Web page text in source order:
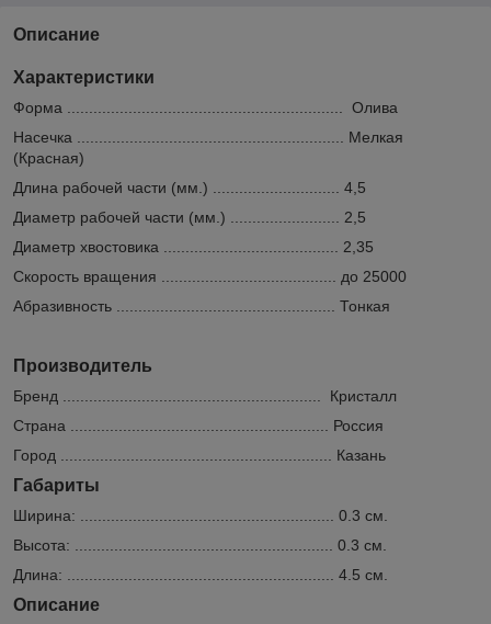
Описание
Характеристики
Форма ............................................................... Олива
Насечка ............................................................. Мелкая
(Красная)
Длина рабочей части (мм.) ............................. 4,5
Диаметр рабочей части (мм.) ......................... 2,5
Диаметр хвостовика ........................................ 2,35
Скорость вращения ........................................ до 25000
Абразивность .................................................. Тонкая
Производитель
Бренд ........................................................... Кристалл
Страна ........................................................... Россия
Город .............................................................. Казань
Габариты
Ширина: .......................................................... 0.3 см.
Высота: ........................................................... 0.3 см.
Длина: ............................................................. 4.5 см.
Описание